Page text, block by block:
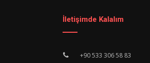
İletişimde Kalalım
+90 533 306 58 83